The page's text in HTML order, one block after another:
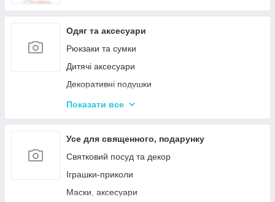
Одяг та аксесуари
Рюкзаки та сумки
Дитячі аксесуари
Декоративні подушки
Дитячі парасольки
Показати все
Усе для священного, подарунку
Святковий посуд та декор
Іграшки-приколи
Маски, аксесуари